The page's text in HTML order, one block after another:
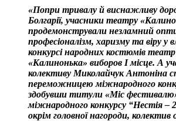
«Попри тривалу й виснажливу
Болгарії, учасники театру
продемонстрували незламний
професіоналізм, харизму та віру у
конкурсі народних костюмів театр
«Калинонька» виборов І місце. А
колективу Миколайчук Антоніна
переможницею міжнародного
здобувши титули «Міс
міжнародного конкурсу “Нестія –
окрім головної нагороди,